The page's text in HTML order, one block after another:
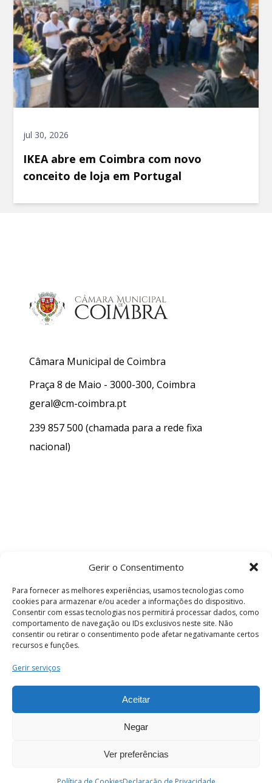
Gerir o Consentimento
Para fornecer as melhores experiências, usamos tecnologias como
cookies para armazenar e/ou aceder a informações do dispositivo.
Consentir com essas tecnologias nos permitirá processar dados, como
comportamento de navegação ou IDs exclusivos neste site. Não
consentir ou retirar o consentimento pode afetar negativamante certos
recursos e funções.
Gerir serviços
Aceitar
Negar
Ver preferências
jul 30, 2026
IKEA abre em Coimbra com novo
conceito de loja em Portugal
Câmara Municipal de Coimbra
Praça 8 de Maio - 3000-300, Coimbra
geral@cm-coimbra.pt
239 857 500 (chamada para a rede fixa
nacional)
Termos e Condições
os direitos reservados.